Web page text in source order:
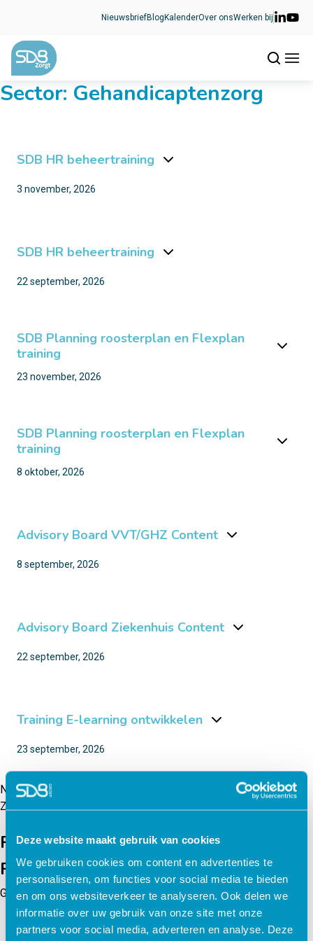
Deze website maakt gebruik van cookies
We gebruiken cookies om content en advertenties te
personaliseren, om functies voor social media te bieden
en om ons websiteverkeer te analyseren. Ook delen we
informatie over uw gebruik van onze site met onze
partners voor social media, adverteren en analyse. Deze
NieuwsbriefBlog KalenderOver onsWerken bij
Sector: Gehandicaptenzorg
SDB HR beheertraining
3 november, 2026
SDB HR beheertraining
22 september, 2026
SDB Planning roosterplan en Flexplan
training
23 november, 2026
SDB Planning roosterplan en Flexplan
training
8 oktober, 2026
Advisory Board VVT/GHZ Content
8 september, 2026
Advisory Board Ziekenhuis Content
22 september, 2026
Training E-learning ontwikkelen
23 september, 2026
Berichtennavigatie
Nieuwere berichten
Zoeken
Recent Posts
Recent Comments
Geen reacties om weer te geven.